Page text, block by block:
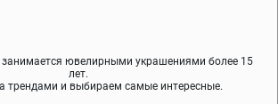
занимается ювелирными украшениями более 15
лет.
трендами и выбираем самые интересные.
(родий, ювелирный сплав), которое не
и свинца — это исключает аллергию.
спокойно примеряйте украшения, выбирайте те,
нравятся, остальные заберёт курьер.